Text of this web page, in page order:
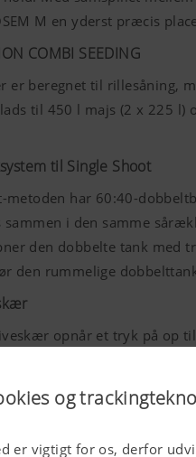
og
er vigtigt for os, derfor
M en yderst præcis
COMBI SEEDING
er beregnet til
til 450 l majs (2 x 225
til Single Shoot
metoden har 60:40-
i den samme
den dobbelte tank med
den rummelige
opnår et tryk på op
optimalt i sårækken.
såsæden med jord
store mængder